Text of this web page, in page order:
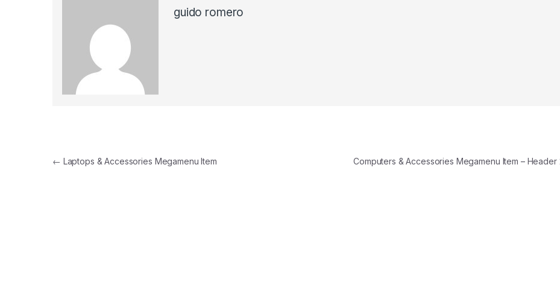
guido romero
Navegación de entradas
← Laptops & Accessories Megamenu Item Computers & Accessories Megamenu Item – Header